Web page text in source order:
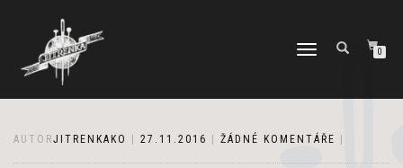
PŘEPNOUT
0
AUTORJITRENKAKO 27.11.2016 ŽÁDNÉ KOMENTÁŘE